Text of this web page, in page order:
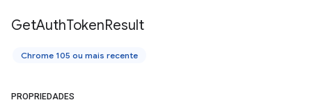
GetAuthTokenResult
Chrome 105 ou mais recente
PROPRIEDADES